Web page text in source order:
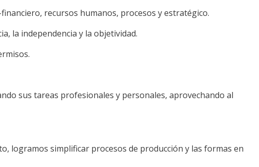
recursos humanos, procesos y estratégico.
la independencia y la objetividad.
sus tareas profesionales y personales, aprovechando al
logramos simplificar procesos de producción y las formas en